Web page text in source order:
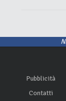
Pubblicità
Contatti